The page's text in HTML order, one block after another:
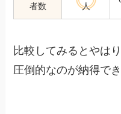
者数
人
比較してみるとやは
圧倒的なのが納得でき